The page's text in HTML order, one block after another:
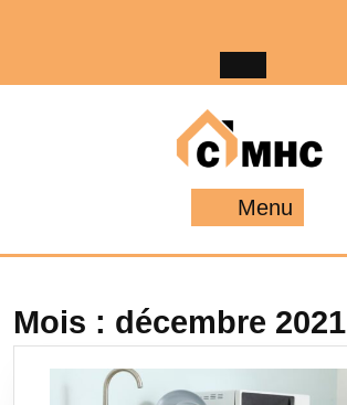
Menu
Mois : décembre 2021